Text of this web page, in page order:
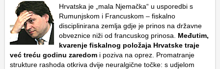
Hrvatska je „mala Njemačka“ u usporedbi s
Rumunjskom i Francuskom – fiskalno
disciplinirana zemlja gdje je prinos na državne
obveznice niži od francuskog prinosa. Međutim,
kvarenje fiskalnog položaja Hrvatske traje
već treću godinu zaredom i poziva na oprez. Promatranje
strukture rashoda otkriva dvije neuralgične točke: s udjelom